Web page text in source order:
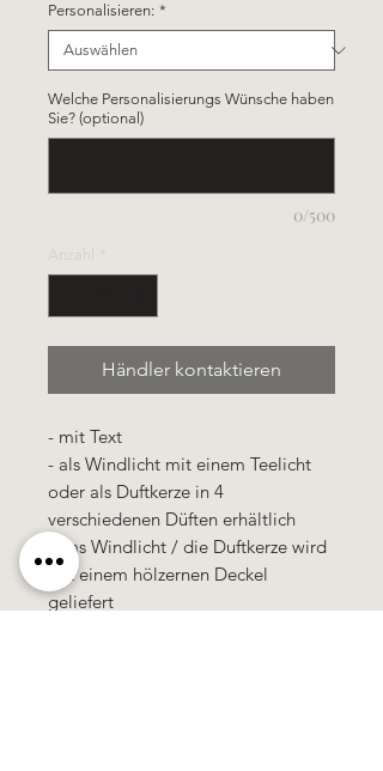
Personalisieren: *
Welche Personalisierungs Wünsche haben
Sie? (optional)
0/500
Anzahl
Händler kontaktieren
- mit Text
- als Windlicht mit einem Teelicht
oder als Duftkerze in 4
verschiedenen Düften erhältlich
- das Windlicht / die Duftkerze wird
mit einem hölzernen Deckel
geliefert